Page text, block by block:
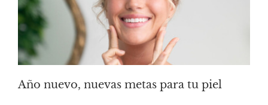
Año nuevo, nuevas metas para tu piel